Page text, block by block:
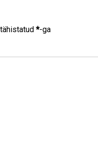
tähistatud*-ga